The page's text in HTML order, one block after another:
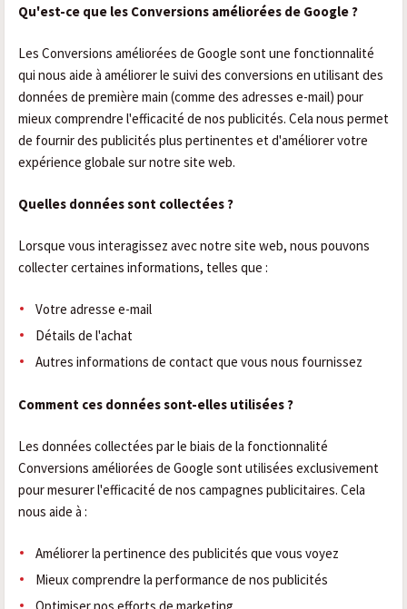
Qu'est-ce que les Conversions améliorées de Google ?
Les Conversions améliorées de Google sont une fonctionnalité
qui nous aide à améliorer le suivi des conversions en utilisant des
données de première main (comme des adresses e-mail) pour
mieux comprendre l'efficacité de nos publicités. Cela nous permet
de fournir des publicités plus pertinentes et d'améliorer votre
expérience globale sur notre site web.
Quelles données sont collectées ?
Lorsque vous interagissez avec notre site web, nous pouvons
collecter certaines informations, telles que :
Votre adresse e-mail
Détails de l'achat
Autres informations de contact que vous nous fournissez
Comment ces données sont-elles utilisées ?
Les données collectées par le biais de la fonctionnalité
Conversions améliorées de Google sont utilisées exclusivement
pour mesurer l'efficacité de nos campagnes publicitaires. Cela
nous aide à :
Améliorer la pertinence des publicités que vous voyez
Mieux comprendre la performance de nos publicités
Optimiser nos efforts de marketing